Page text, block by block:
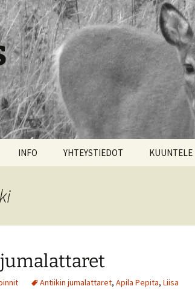
INFO YHTEYSTIEDOT KUUNTELE
Antiikin jumalattaret, Apila Pepita, Liisa